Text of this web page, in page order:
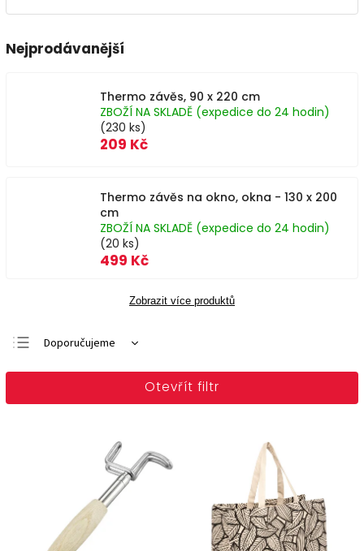
Nejprodávanější
Thermo závěs, 90 x 220 cm
ZBOŽÍ NA SKLADĚ (expedice do 24 hodin)
(230 ks)
209 Kč
Thermo závěs na okno, okna - 130 x 200
cm
ZBOŽÍ NA SKLADĚ (expedice do 24 hodin)
(20 ks)
499 Kč
Zobrazit více produktů
Doporučujeme
Nejlevnější
Otevřít filtr